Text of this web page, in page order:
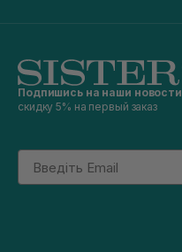
Подпишись на наши новости
скидку 5% на первый заказ
Email